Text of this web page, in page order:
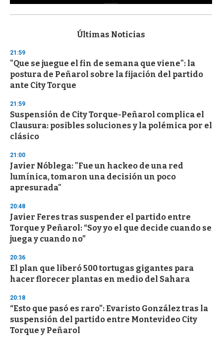
s
d
s
o
f
3
s
e
c
o
n
Últimas Noticias
21:59
"Que se juegue el fin de semana que viene": la
postura de Peñarol sobre la fijación del partido
ante City Torque
21:59
Suspensión de City Torque-Peñarol complica el
Clausura: posibles soluciones y la polémica por el
clásico
21:00
Javier Nóblega: "Fue un hackeo de una red
lumínica, tomaron una decisión un poco
apresurada"
20:48
Javier Feres tras suspender el partido entre
Torque y Peñarol: “Soy yo el que decide cuando se
juega y cuando no”
20:36
El plan que liberó 500 tortugas gigantes para
hacer florecer plantas en medio del Sahara
20:18
“Esto que pasó es raro”: Evaristo González tras la
suspensión del partido entre Montevideo City
Torque y Peñarol